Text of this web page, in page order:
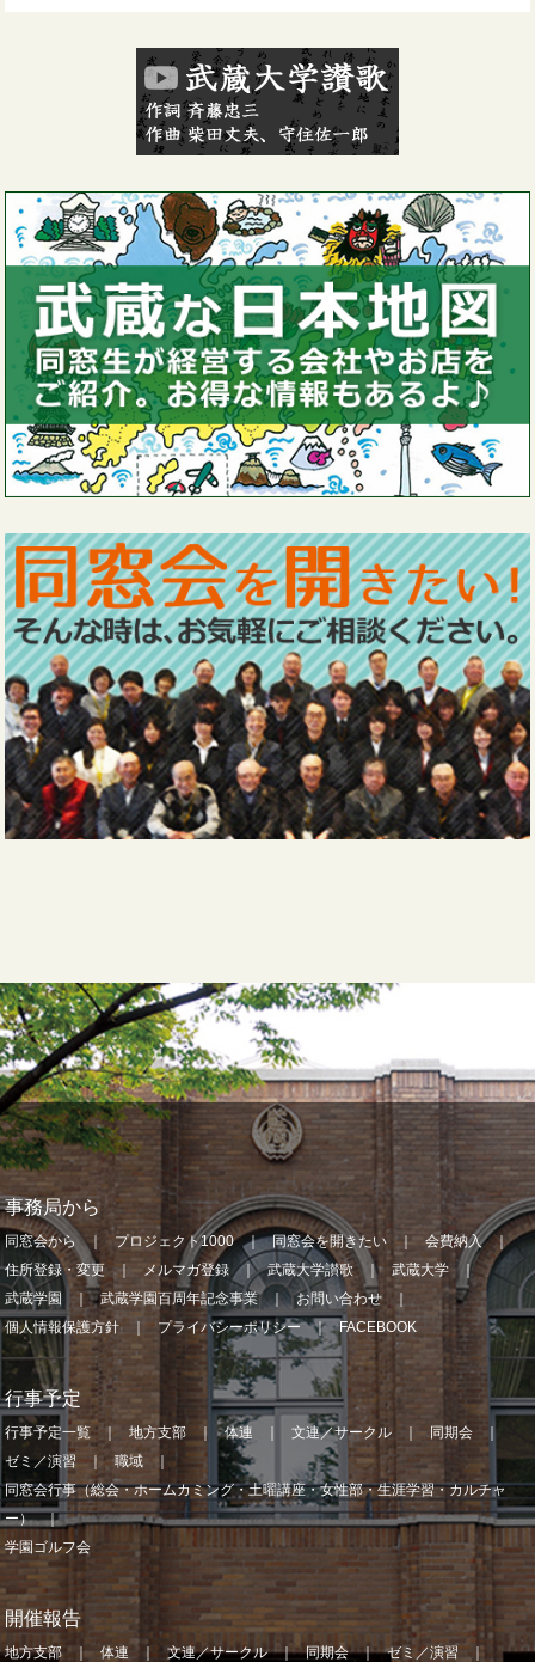
事務局から
同窓会から プロジェクト1000 同窓会を開きたい
会費納入
住所登録・変更
メルマガ登録 武蔵大学讃歌
武蔵大学
武蔵学園
武蔵学園百周年記念事業
お問い合わせ
個人情報保護方針
プライバシーポリシー FACEBOOK
行事予定
行事予定一覧 地方支部 体連 文連／サークル
同期会
ゼミ／演習
職域
同窓会行事（総会・ホームカミング・土曜講座・女性部・生涯学習・カルチャ
ー）
学園ゴルフ会
開催報告
地方支部 体連 文連／サークル 同期会 ゼミ／演習